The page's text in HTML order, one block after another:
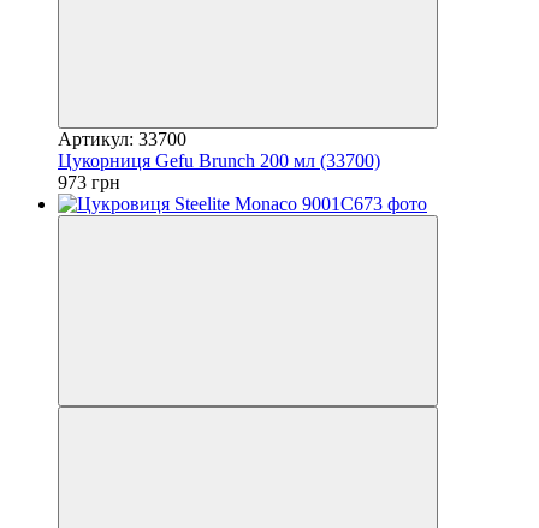
Артикул: 33700
Цукорниця Gefu Brunch 200 мл (33700)
973 грн